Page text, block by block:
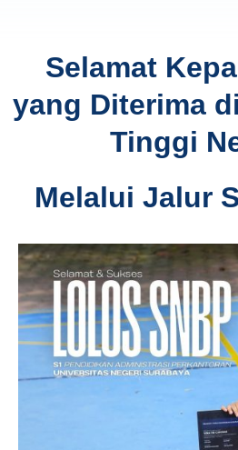
Selamat
yang Diterima
Tinggi
Melalui Jalur